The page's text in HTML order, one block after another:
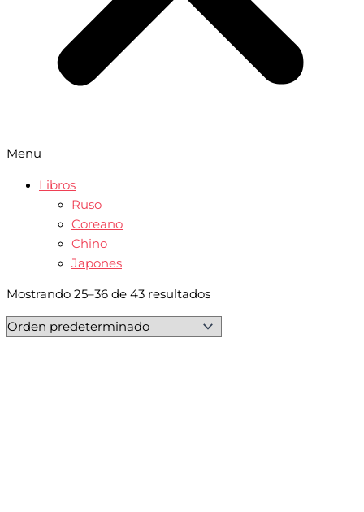
Menu
Libros
Ruso
Coreano
Chino
Japones
Mostrando 25–36 de 43 resultados